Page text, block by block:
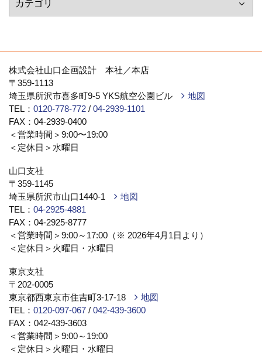
株式会社山口企画設計 本社／本店
〒359-1113
埼玉県所沢市喜多町9-5 YKS航空公園ビル
地図
TEL： 0120-778-772 / 04-2939-1101
FAX：04-2939-0400
＜営業時間＞9:00〜19:00
＜定休日＞水曜日
山口支社
〒359-1145
埼玉県所沢市山口1440-1
地図
TEL： 04-2925-4881
FAX：04-2925-8777
＜営業時間＞9:00～17:00（※ 2026年4月1日より）
＜定休日＞火曜日・水曜日
東京支社
〒202-0005
東京都西東京市住吉町3-17-18
地図
TEL： 0120-097-067 / 042-439-3600
FAX：042-439-3603
＜営業時間＞9:00～19:00
＜定休日＞火曜日・水曜日